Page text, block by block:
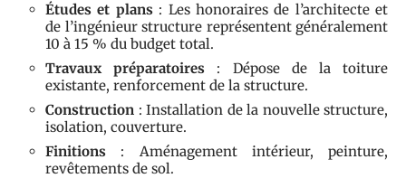
Études et plans: Les honoraires de l’architecte et
de l’ingénieur structure représentent généralement
10 à 15 % du budget total.
Travaux préparatoires : Dépose de la toiture
existante, renforcement de la structure.
Construction : Installation de la nouvelle structure,
isolation, couverture.
Finitions : Aménagement intérieur, peinture,
revêtements de sol.